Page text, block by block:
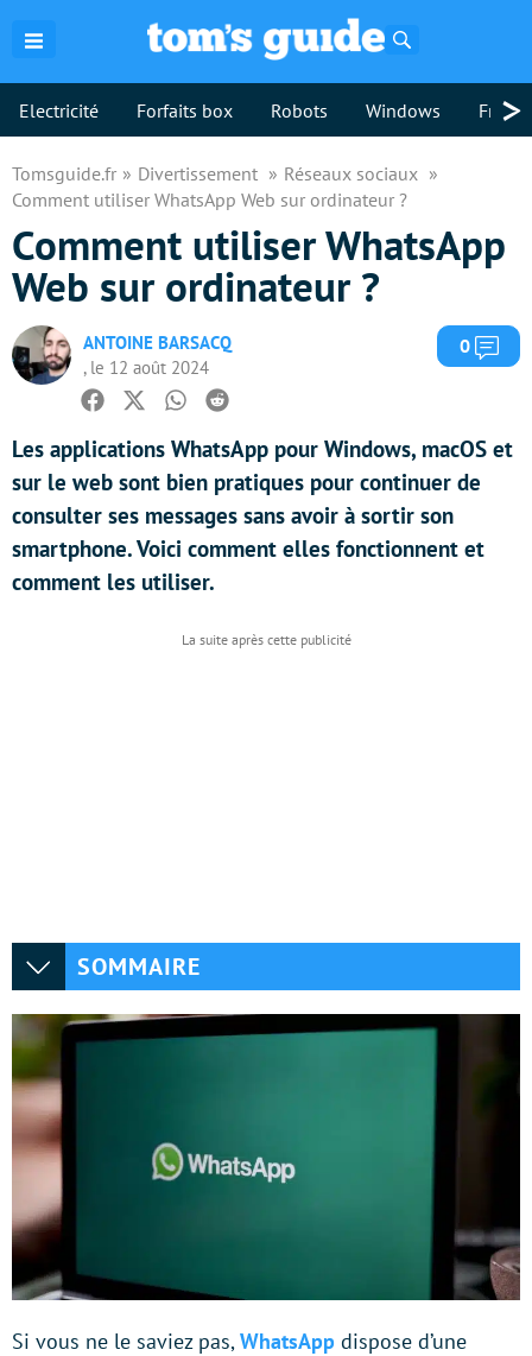
Electricité Forfaits box Robots Windows >
Tomsguide.fr Divertissement
Réseaux sociaux
Comment utiliser WhatsApp Web sur ordinateur ?
Comment utiliser WhatsApp
Web sur ordinateur ?
ANTOINE BARSACQ
, le 12 août 2024
0
Facebook
TwitterWhatsapp
Reddit
Les applications WhatsApp pour Windows, macOS et
sur le web sont bien pratiques pour continuer de
consulter ses messages sans avoir à sortir son
smartphone. Voici comment elles fonctionnent et
comment les utiliser.
SOMMAIRE
Si vous ne le saviez pas,WhatsApp dispose d’une